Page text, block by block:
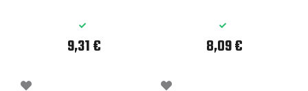
9,31 € 8,09 €